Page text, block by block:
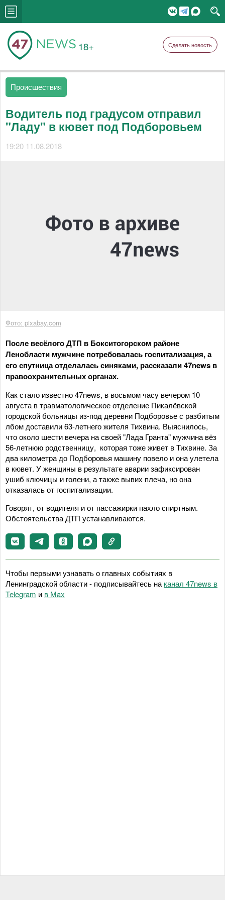
18+ Сделать новость
Происшествия
Водитель под градусом отправил
"Ладу" в кювет под Подборовьем
19:20 11.08.2018
Фото: pixabay.com
После весёлого ДТП в Бокситогорском районе
Ленобласти мужчине потребовалась госпитализация, а
его спутница отделалась синяками, рассказали 47news в
правоохранительных органах.
Как стало известно 47news, в восьмом часу вечером 10
августа в травматологическое отделение Пикалёвской
городской больницы из-под деревни Подборовье с разбитым
лбом доставили 63-летнего жителя Тихвина. Выяснилось,
что около шести вечера на своей "Лада Гранта" мужчина вёз
56-летнюю родственницу, которая тоже живет в Тихвине. За
два километра до Подборовья машину повело и она улетела
в кювет. У женщины в результате аварии зафиксирован
ушиб ключицы и голени, а также вывих плеча, но она
отказалась от госпитализации.
Говорят, от водителя и от пассажирки пахло спиртным.
Обстоятельства ДТП устанавливаются.
Чтобы первыми узнавать о главных событиях в
Ленинградской области - подписывайтесь на канал 47news в
Telegram и в Maх